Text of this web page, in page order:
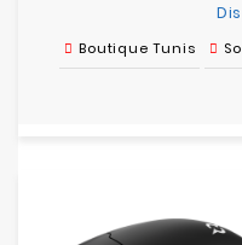
Boutique Tunis